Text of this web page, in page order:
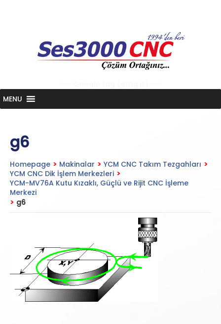
content
MENU
g6
Homepage > Makinalar > YCM CNC Takım Tezgahları >
YCM CNC Dik İşlem Merkezleri >
YCM-MV76A Kutu Kızaklı, Güçlü ve Rijit CNC İşleme
Merkezi
> g6